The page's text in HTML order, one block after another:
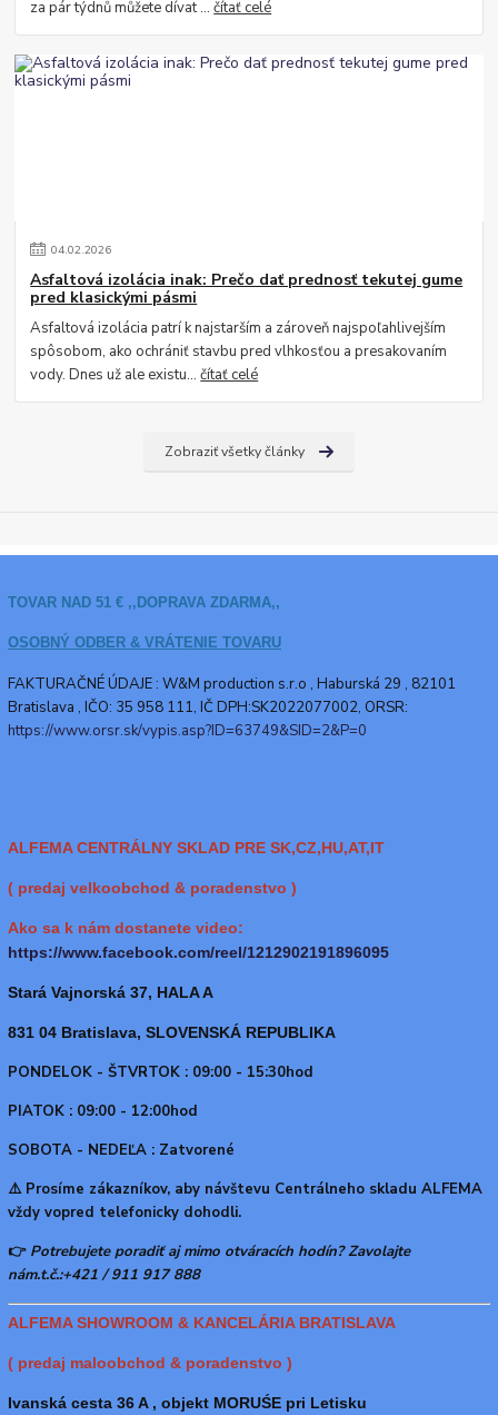
za pár týdnů můžete dívat ...čítať celé
04.02.2026
Asfaltová izolácia inak: Prečo dať prednosť tekutej gume
pred klasickými pásmi
Asfaltová izolácia patrí k najstarším a zároveň najspoľahlivejším
spôsobom, ako ochrániť stavbu pred vlhkosťou a presakovaním
vody. Dnes už ale existu...čítať celé
Zobraziť všetky články
TOVAR NAD 51 € ,,DOPRAVA ZDARMA,,
OSOBNÝ ODBER & VRÁTENIE TOVARU
FAKTURAČNÉ ÚDAJE : W&M production s.r.o , Haburská 29 , 82101
Bratislava , IČO: 35 958 111, IČ DPH:SK2022077002, ORSR:
https://www.orsr.sk/vypis.asp?ID=63749&SID=2&P=0
ALFEMA CENTRÁLNY SKLAD PRE SK,CZ,HU,AT,IT
( predaj velkoobchod & poradenstvo )
Ako sa k nám dostanete video:
https://www.facebook.com/reel/1212902191896095
Stará Vajnorská 37, HALA A
831 04 Bratislava, SLOVENSKÁ REPUBLIKA
PONDELOK - ŠTVRTOK : 09:00 - 15:30hod
PIATOK : 09:00 - 12:00hod
SOBOTA - NEDEĽA : Zatvorené
⚠️ Prosíme zákazníkov, aby návštevu Centrálneho skladu ALFEMA
vždy vopred telefonicky dohodli.
👉 Potrebujete poradiť aj mimo otváracích hodín? Zavolajte
nám.t.č.:+421 / 911 917 888
ALFEMA SHOWROOM & KANCELÁRIA BRATISLAVA
( predaj maloobchod & poradenstvo )
Ivanská cesta 36 A , objekt MORUŚE pri Letisku